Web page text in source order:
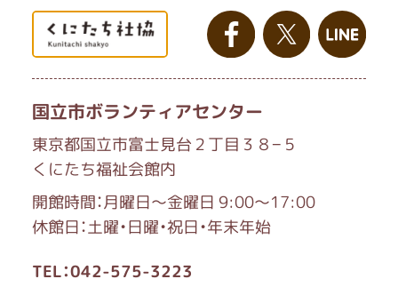
国立市ボランティアセンター
東京都国立市富士見台２丁目３８−５
くにたち福祉会館内
開館時間：月曜日～金曜日 9:00～17:00
休館日：土曜・日曜・祝日・年末年始
TEL：042-575-3223